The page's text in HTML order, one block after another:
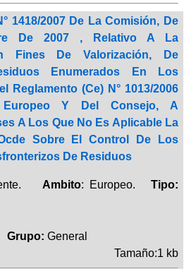
1418/2007 De La Comisión, De
De 2007 , Relativo A La
Fines De Valorización, De
Enumerados En Los
Reglamento (Ce) N° 1013/2006
Europeo Y Del Consejo, A
A Los Que No Es Aplicable La
Sobre El Control De Los
De Residuos
Ambito: Europeo. Tipo:
Grupo: General
Tamaño:1 kb